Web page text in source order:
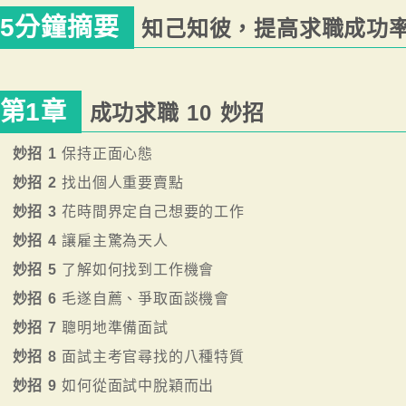
5分鐘摘要 知己知彼，提高求職成功
第1章 成功求職 10 妙招
妙招 1保持正面心態
妙招 2找出個人重要賣點
妙招 3 花時間界定自己想要的工作
妙招 4讓雇主驚為天人
妙招 5 了解如何找到工作機會
妙招 6 毛遂自薦、爭取面談機會
妙招 7聰明地準備面試
妙招 8 面試主考官尋找的八種特質
妙招 9如何從面試中脫穎而出